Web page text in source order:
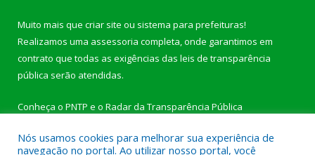
Muito mais que criar site ou sistema para prefeituras!
Realizamos uma assessoria completa, onde garantimos em
contrato que todas as exigências das leis de transparência
pública serão atendidas.
Conheça o PNTP e o Radar da Transparência Pública
Nós usamos cookies para melhorar sua experiência de
navegação no portal. Ao utilizar nosso portal, você